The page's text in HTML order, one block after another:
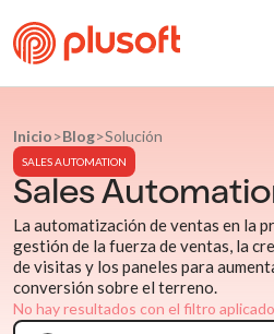
Inicio>Blog>Solución
SALES AUTOMATION
Sales
La automatización de ventas en la
gestión de la fuerza de ventas, la
de visitas y los paneles para
conversión sobre el terreno.
No hay resultados con el filtro aplicado